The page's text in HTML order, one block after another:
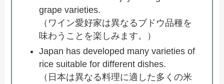
grape varieties.
（ワイン愛好家は異なるブドウ品種を
味わうことを楽しみます。）
Japan has developed many varieties of
rice suitable for different dishes.
（日本は異なる料理に適した多くの米